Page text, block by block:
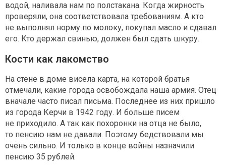
водой, наливала нам по полстакана. Когда жирность
проверяли, она соответствовала требованиям. А кто
не выполнял норму по молоку, покупал масло и сдавал
его. Кто держал свинью, должен был сдать шкуру.
Кости как лакомство
На стене в доме висела карта, на которой братья
отмечали, какие города освобождала наша армия. Отец
вначале часто писал письма. Последнее из них пришло
из города Керчи в 1942 году. И больше писем
не приходило. А так как похоронки на отца не было,
то пенсию нам не давали. Поэтому бедствовали мы
очень сильно. И только в конце войны назначили
пенсию 35 рублей.